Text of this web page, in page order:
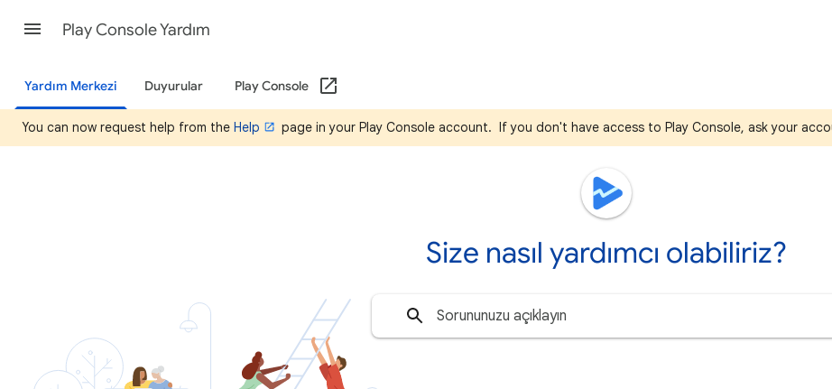
Play Console Yardım
Yardım Merkezi Duyurular Play Console
You can now request help from the Help page in your Play Console account. If you don't have access to Play Console, ask your
Size nasıl yardımcı olabiliriz?